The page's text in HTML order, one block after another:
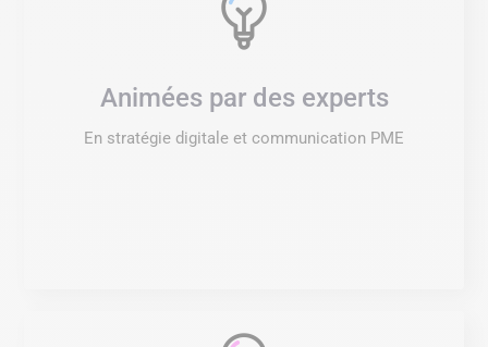
Animées par des experts
En stratégie digitale et communication PME